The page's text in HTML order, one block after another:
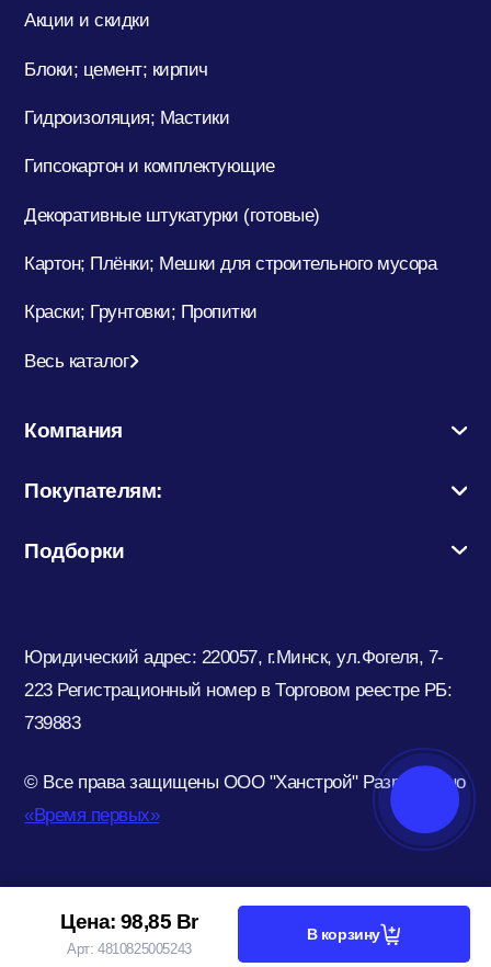
Цена:98,85 Br
Арт:4810825005243
В корзину
Акции и скидки
Блоки; цемент; кирпич
Гидроизоляция; Мастики
Гипсокартон и комплектующие
Декоративные штукатурки (готовые)
Картон; Плёнки; Мешки для строительного мусора
Краски; Грунтовки; Пропитки
Весь каталог
Компания
Покупателям:
Подборки
Юридический адрес: 220057, г.Минск, ул.Фогеля, 7-
223 Регистрационный номер в Торговом реестре РБ:
739883
© Все права защищены ООО "Ханстрой" Разработано
«Время первых»